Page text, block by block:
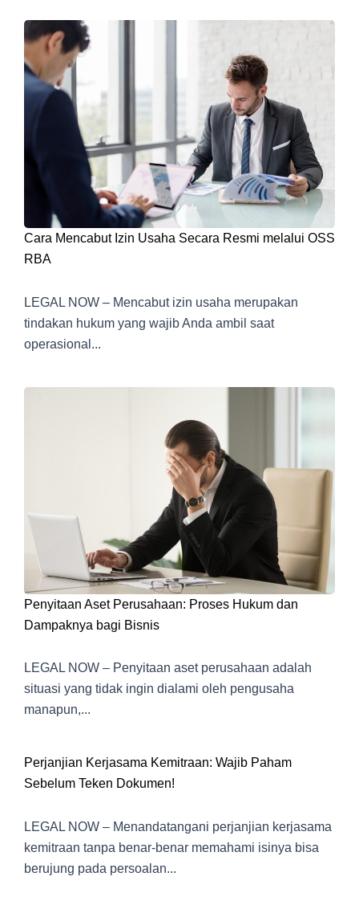
Cara Mencabut Izin Usaha Secara Resmi melalui OSS
RBA
LEGAL NOW – Mencabut izin usaha merupakan
tindakan hukum yang wajib Anda ambil saat
operasional...
Penyitaan Aset Perusahaan: Proses Hukum dan
Dampaknya bagi Bisnis
LEGAL NOW – Penyitaan aset perusahaan adalah
situasi yang tidak ingin dialami oleh pengusaha
manapun,...
Perjanjian Kerjasama Kemitraan: Wajib Paham
Sebelum Teken Dokumen!
LEGAL NOW – Menandatangani perjanjian kerjasama
kemitraan tanpa benar-benar memahami isinya bisa
berujung pada persoalan...